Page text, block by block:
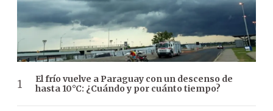
El frío vuelve a Paraguay con un descenso de
hasta 10°C: ¿Cuándo y por cuánto tiempo?